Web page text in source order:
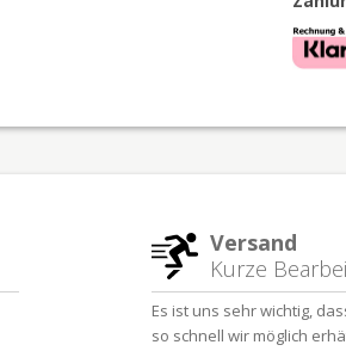
Versand
Kurze
Es ist uns sehr wichtig,
so schnell wir möglich